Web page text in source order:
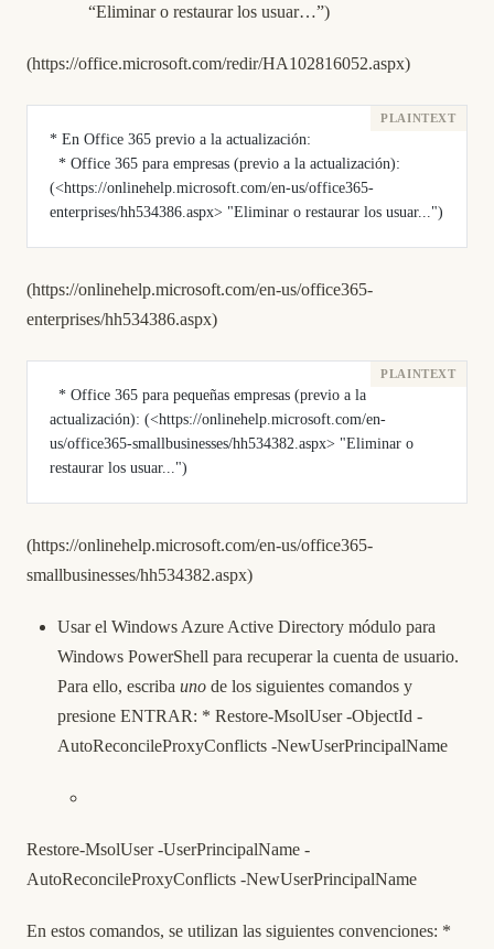
“Eliminar o restaurar los usuar…”)
(https://office.microsoft.com/redir/HA102816052.aspx)
* En Office 365 previo a la actualización:
(<https://onlinehelp.microsoft.com/en-us/office365-
enterprises/hh534386.aspx> "Eliminar o restaurar los usuar...")
(https://onlinehelp.microsoft.com/en-us/office365-
enterprises/hh534386.aspx)
  * Office 365 para pequeñas empresas (previo a la
actualización): (<https://onlinehelp.microsoft.com/en-
us/office365-smallbusinesses/hh534382.aspx> "Eliminar o
restaurar los usuar...")
(https://onlinehelp.microsoft.com/en-us/office365-
smallbusinesses/hh534382.aspx)
Usar el Windows Azure Active Directory módulo para
Windows PowerShell para recuperar la cuenta de usuario.
Para ello, escriba uno de los siguientes comandos y
presione ENTRAR: * Restore-MsolUser -ObjectId -
AutoReconcileProxyConflicts -NewUserPrincipalName
Restore-MsolUser -UserPrincipalName -
AutoReconcileProxyConflicts -NewUserPrincipalName
En estos comandos, se utilizan las siguientes convenciones: *